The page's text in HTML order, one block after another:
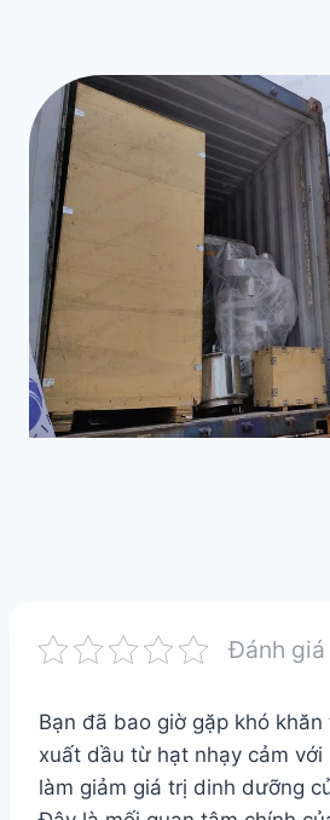
Đánh
Bạn đã bao giờ gặp khó
xuất dầu từ hạt nhạy cảm với
làm giảm giá trị dinh dưỡng